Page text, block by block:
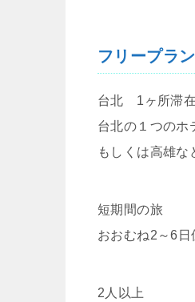
フリープラ
台北 1ヶ所滞在
台北の１つのホ
もしくは高雄な
短期間の旅
おおむね2～6日
2人以上